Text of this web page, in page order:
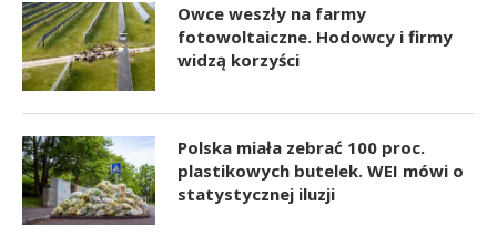
Owce weszły na farmy
fotowoltaiczne. Hodowcy i firmy
widzą korzyści
Polska miała zebrać 100 proc.
plastikowych butelek. WEI mówi o
statystycznej iluzji